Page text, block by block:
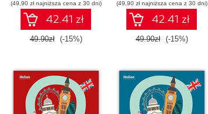
(49,90 zł najniższa cena z 30 dni)
42.41 zł
49.90zł (-15%)
(49,90 zł najniższa cena z 30 dni)
42.41 zł
49.90zł (-15%)